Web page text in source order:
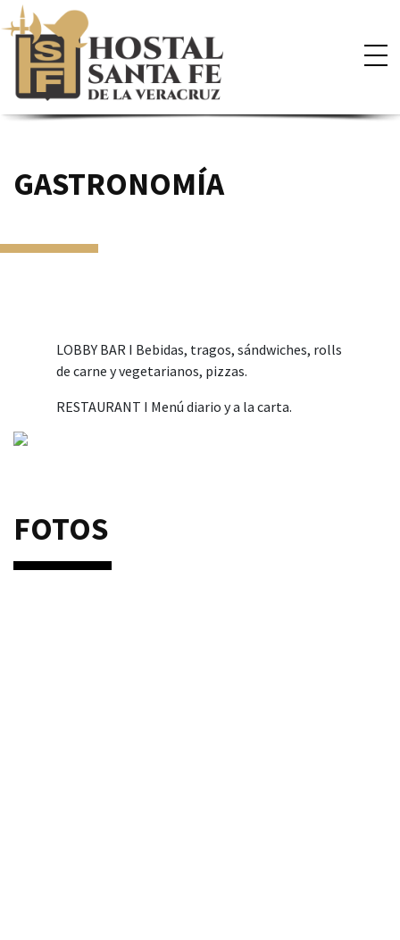
GASTRONOMÍA
LOBBY BAR I Bebidas, tragos, sándwiches, rolls
de carne y vegetarianos, pizzas.
RESTAURANT I Menú diario y a la carta.
FOTOS